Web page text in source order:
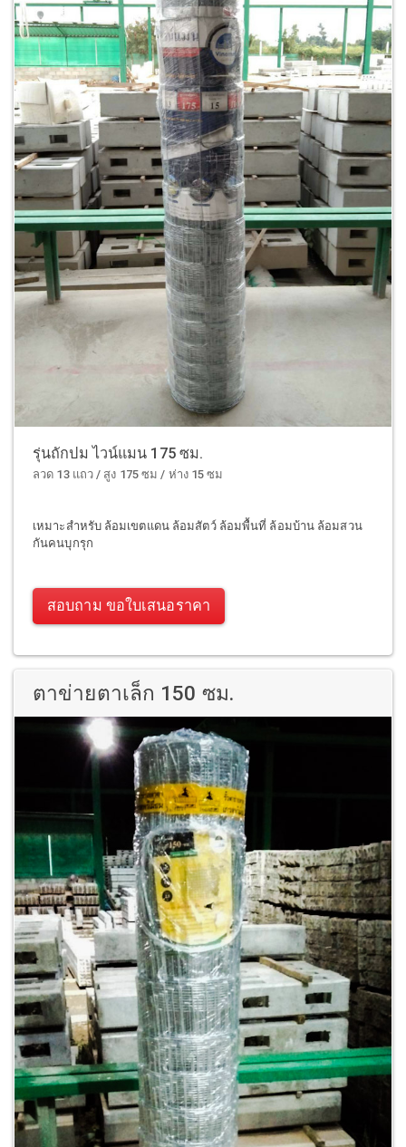
รุ่นถักปม ไวน์แมน 175 ซม.
ลวด 13 แถว / สูง 175 ซม / ห่าง 15 ซม
เหมาะสำหรับ ล้อมเขตแดน ล้อมสัตว์ ล้อมพื้นที่ ล้อมบ้าน ล้อมสวน
กันคนบุกรุก
สอบถาม ขอใบเสนอราคา
ตาข่ายตาเล็ก 150 ซม.